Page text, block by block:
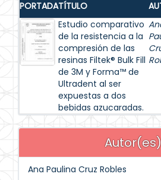
PORTADATÍTULO
Estudio comparativo
de la resistencia a la
compresión de las
resinas Filtek® Bulk Fill
de 3M y Forma™ de
Ultradent al ser
expuestas a dos
bebidas azucaradas.
Autor(es)
Ana Paulina Cruz Robles